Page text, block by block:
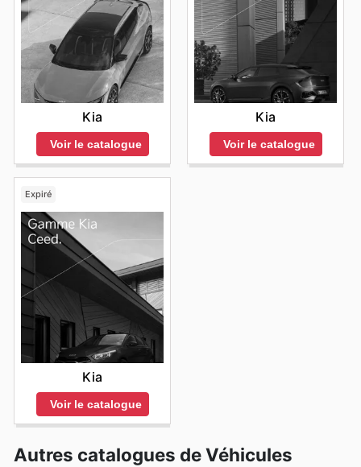
Kia
Voir le catalogue
Kia
Voir le catalogue
Expiré
Kia
Voir le catalogue
Autres catalogues de Véhicules